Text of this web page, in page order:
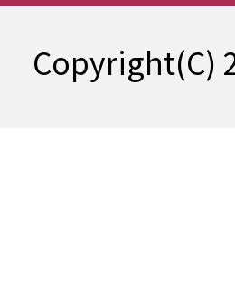
Copyright(C)